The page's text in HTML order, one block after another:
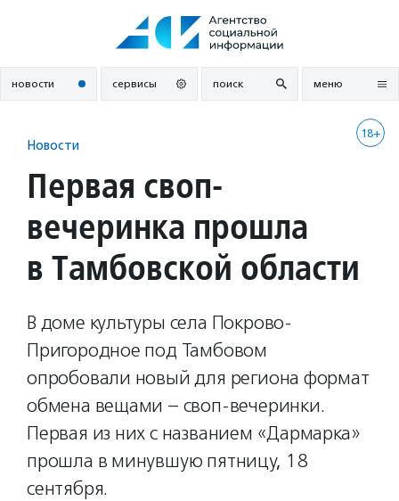
новости сервисы поиск меню
18+
Новости
Первая своп-
вечеринка прошла
в Тамбовской области
В доме культуры села Покрово-
Пригородное под Тамбовом
опробовали новый для региона формат
обмена вещами – своп-вечеринки.
Первая из них с названием «Дармарка»
прошла в минувшую пятницу, 18
сентября.